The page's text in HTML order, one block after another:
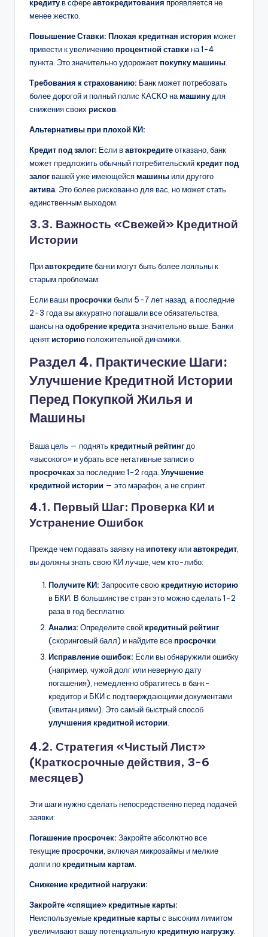
кредитув сфереавтокредитования проявляется не
менее жестко.
Повышение Ставки: Плохая кредитная история может
привести к увеличениюпроцентной ставкина 1-4
пункта. Это значительно удорожаетпокупку машины
Требования к страхованию: Банк может потребовать
более дорогой и полный полис КАСКО намашину для
снижения своих рисков
Альтернативы при плохой КИ:
Кредит под залог: Если вавтокредитеотказано, банк
может предложить обычный потребительскийкредит под
залогвашей уже имеющейсямашиныили другого
актива . Это более рискованно для вас, но может стать
единственным выходом.
3.3. Важность «Свежей» Кредитной
Истории
Приавтокредитебанки могут быть более лояльны к
старым проблемам:
Если вашипросрочкибыли 5-7 лет назад, а последние
2-3 года вы аккуратно погашали все обязательства,
шансы наодобрение кредитазначительно выше. Банки
ценятисториюположительной динамики.
Раздел 4. Практические Шаги:
Улучшение Кредитной Истории
Перед Покупкой Жилья и
Машины
Ваша цель — поднятькредитный рейтинг до
«высокого» и убрать все негативные записи о
просрочкахза последние 1-2 года. Улучшение
кредитной истории — это марафон, а не спринт.
4.1. Первый Шаг: Проверка КИ и
Устранение Ошибок
Прежде чем подавать заявку наипотекуилиавтокредит
вы должны знать свою КИ лучше, чем кто-либо:
Получите КИ: Запросите своюкредитную историю
в БКИ. В большинстве стран это можно сделать 1-2
раза в год бесплатно.
Анализ: Определите свойкредитный рейтинг
(скоринговый балл) и найдите всепросрочки
Исправление ошибок: Если вы обнаружили ошибку
(например, чужой долг или неверную дату
погашения), немедленно обратитесь в банк-
кредитор и БКИ с подтверждающими документами
(квитанциями). Это самый быстрый способ
улучшения кредитной истории
4.2. Стратегия «Чистый Лист»
(Краткосрочные действия, 3-6
месяцев)
Эти шаги нужно сделать непосредственно перед подачей
заявки:
Погашение просрочек: Закройте абсолютно все
текущиепросрочки , включая микрозаймы и мелкие
долги покредитным картам
Снижение кредитной нагрузки:
Закройте «спящие» кредитные карты:
Неиспользуемыекредитные картыс высоким лимитом
увеличивают вашу потенциальнуюкредитную нагрузку